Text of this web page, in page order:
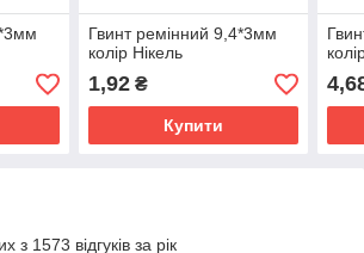
Гвинт ремінний 9,4*3мм
колір Нікель
1,92₴
Купити
з 1573 відгуків за рік